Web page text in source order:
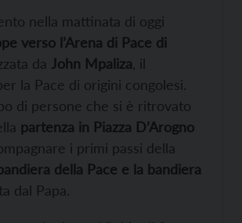
nella mattinata di oggi
verso l’Arena di Pace di
da John Mpaliza , il
la Pace di origini congolesi.
di persone che si è ritrovato
partenza in Piazza D’Arogno
i primi passi della
della Pace e la bandiera
dal Papa.